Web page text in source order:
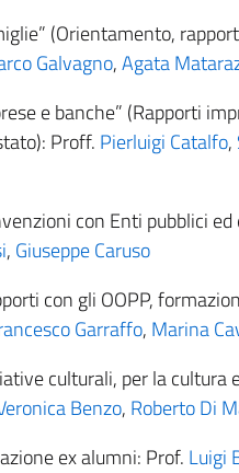
(Orientamento,
Galvagno,Agata
e banche” (Rapporti
Proff. Pierluigi Catalfo,
con Enti pubblici
, Giuseppe Caruso
con gli OOPP,
Garraffo, Marina
culturali, per la cultura
Benzo, Roberto Di
ex alumni: Prof. Luigi